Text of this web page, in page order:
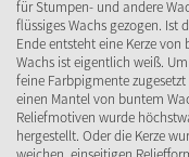
für Stumpen- und andere
flüssiges Wachs gezogen. Ist
Ende entsteht eine Kerze
Wachs ist eigentlich weiß.
feine Farbpigmente
einen Mantel von buntem
Reliefmotiven wurde
hergestellt. Oder die Kerze